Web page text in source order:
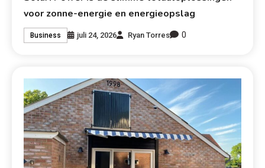
voor zonne-energie en energieopslag
Business juli 24, 2026 Ryan Torres 0